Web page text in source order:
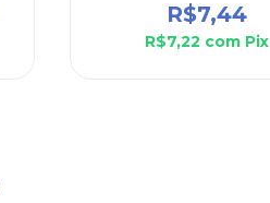
R$7,44
R$7,22 com Pix